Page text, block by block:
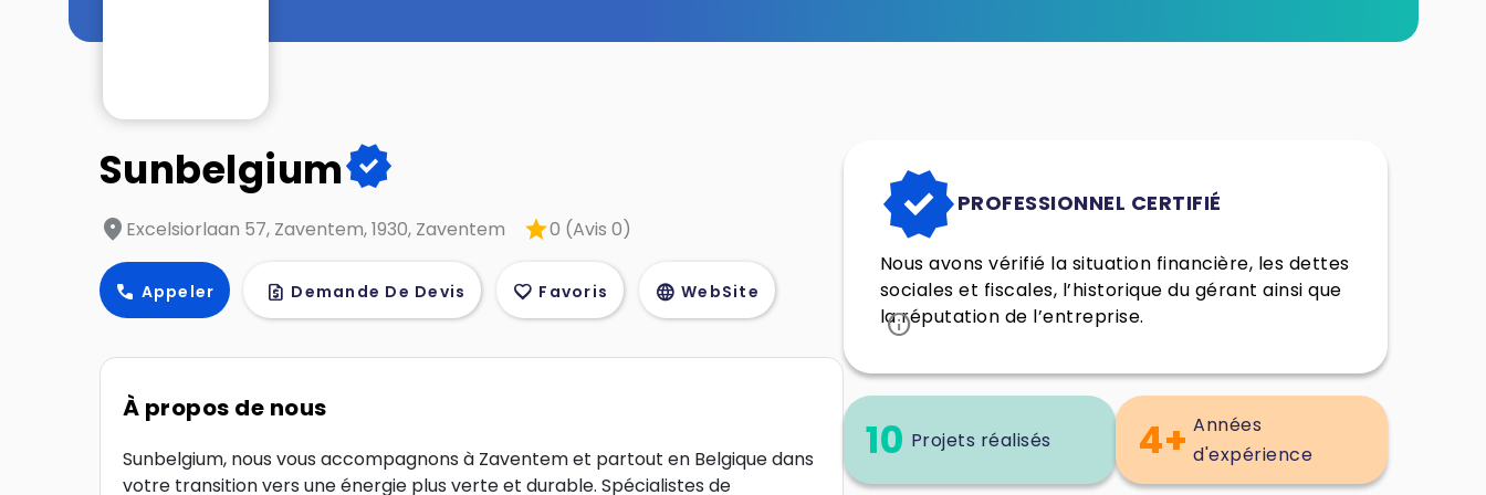
Sunbelgiumverified
location_on Excelsiorlaan 57, Zaventem, 1930, Zaventem star0 (Avis 0)
call Appeler request_quote Demande De Devis favorite Favoris language WebSite
À propos de nous
Sunbelgium, nous vous accompagnons à Zaventem et partout en Belgique dans
votre transition vers une énergie plus verte et durable. Spécialistes de
verifiedPROFESSIONNEL CERTIFIÉ
Nous avons vérifié la situation financière, les dettes
sociales et fiscales, l’historique du gérant ainsi que
la réputation de l’entreprise.
info
10 Projets réalisés 4+ Années
d'expérience